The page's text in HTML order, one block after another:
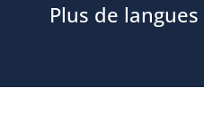
Plus de